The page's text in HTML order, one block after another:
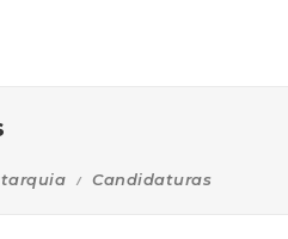
Candidaturas